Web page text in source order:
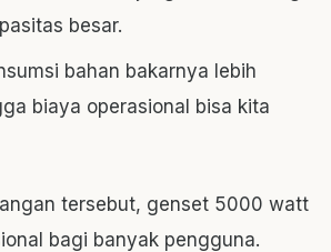
besar.
bahan bakarnya lebih
biaya operasional bisa kita
tersebut, genset 5000 watt
bagi banyak pengguna.